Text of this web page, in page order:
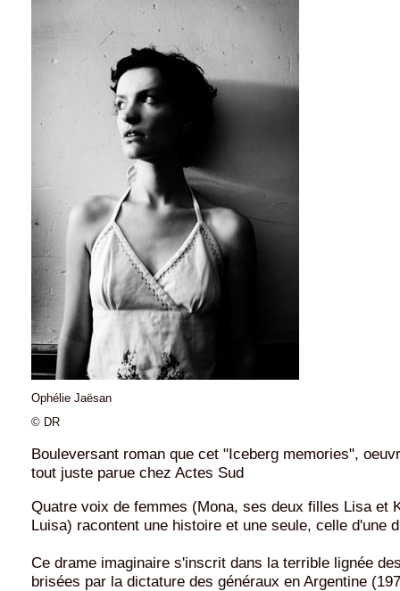
Ophélie Jaësan
© DR
Bouleversant roman que cet "Iceberg memories",
tout juste parue chez Actes Sud
Quatre voix de femmes (Mona, ses deux filles Lisa et
Luisa) racontent une histoire et une seule, celle d'une
Ce drame imaginaire s'inscrit dans la terrible lignée
brisées par la dictature des généraux en Argentine